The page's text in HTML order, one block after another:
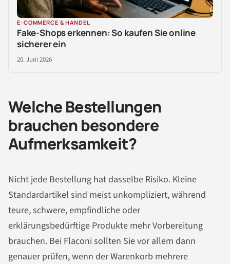
E-COMMERCE & HANDEL
Fake-Shops erkennen: So kaufen Sie online
sicherer ein
20. Juni 2026
Welche Bestellungen
brauchen besondere
Aufmerksamkeit?
Nicht jede Bestellung hat dasselbe Risiko. Kleine
Standardartikel sind meist unkompliziert, während
teure, schwere, empfindliche oder
erklärungsbedürftige Produkte mehr Vorbereitung
brauchen. Bei Flaconi sollten Sie vor allem dann
genauer prüfen, wenn der Warenkorb mehrere